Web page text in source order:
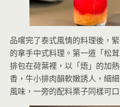
品嚐完了泰式風情的料理後，
的拿手中式料理。第一道「松
排包在荷葉裡，以「焐」的加
香，牛小排肉韻軟嫩誘人，細
風味，一旁的配料栗子同樣可口